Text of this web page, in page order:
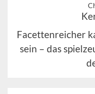
Facettenreicher
sein – das